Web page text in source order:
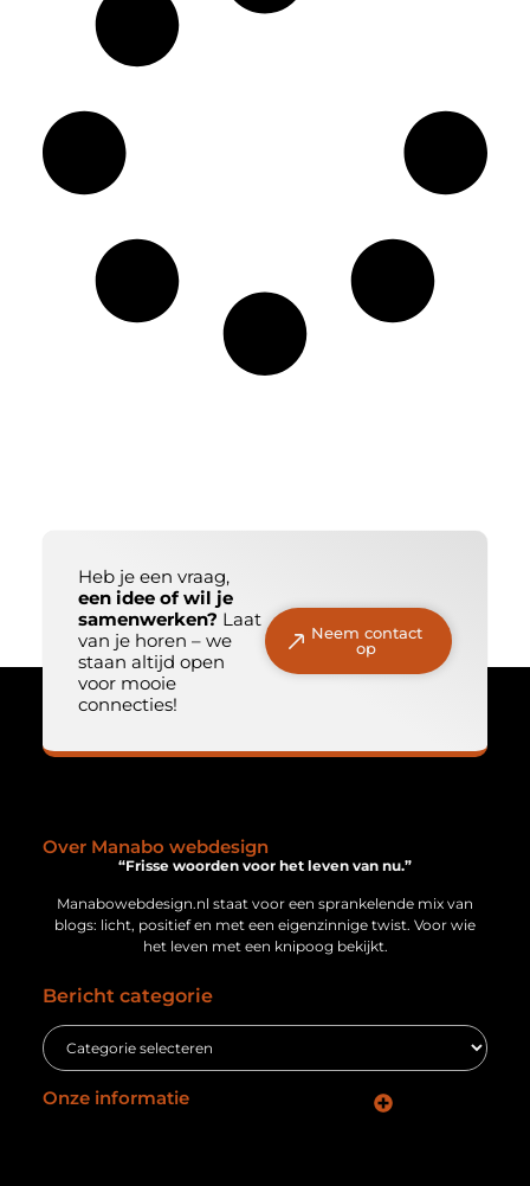
Heb je een vraag,
een idee of wil je
samenwerken? Laat
van je horen – we
staan altijd open
voor mooie
connecties!
Neem contact
op
Over Manabo webdesign
“Frisse woorden voor het leven van nu.”
Manabowebdesign.nl staat voor een sprankelende mix van
blogs: licht, positief en met een eigenzinnige twist. Voor wie
het leven met een knipoog bekijkt.
Bericht categorie
Onze informatie